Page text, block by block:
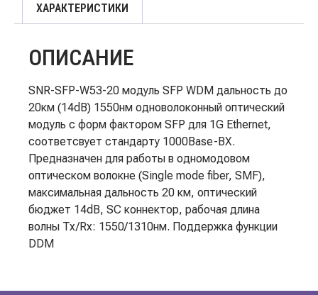
ХАРАКТЕРИСТИКИ
ОПИСАНИЕ
SNR-SFP-W53-20 модуль SFP WDM дальность до
20км (14dB) 1550нм одноволоконный оптический
модуль с форм фактором SFP для 1G Ethernet,
соответсвует стандарту 1000Base-BX.
Предназначен для работы в одномодовом
оптическом волокне (Single mode fiber, SMF),
максимальная дальность 20 км, оптический
бюджет 14dB, SC коннектор, рабочая длина
волны Tx/Rx: 1550/1310нм. Поддержка функции
DDM